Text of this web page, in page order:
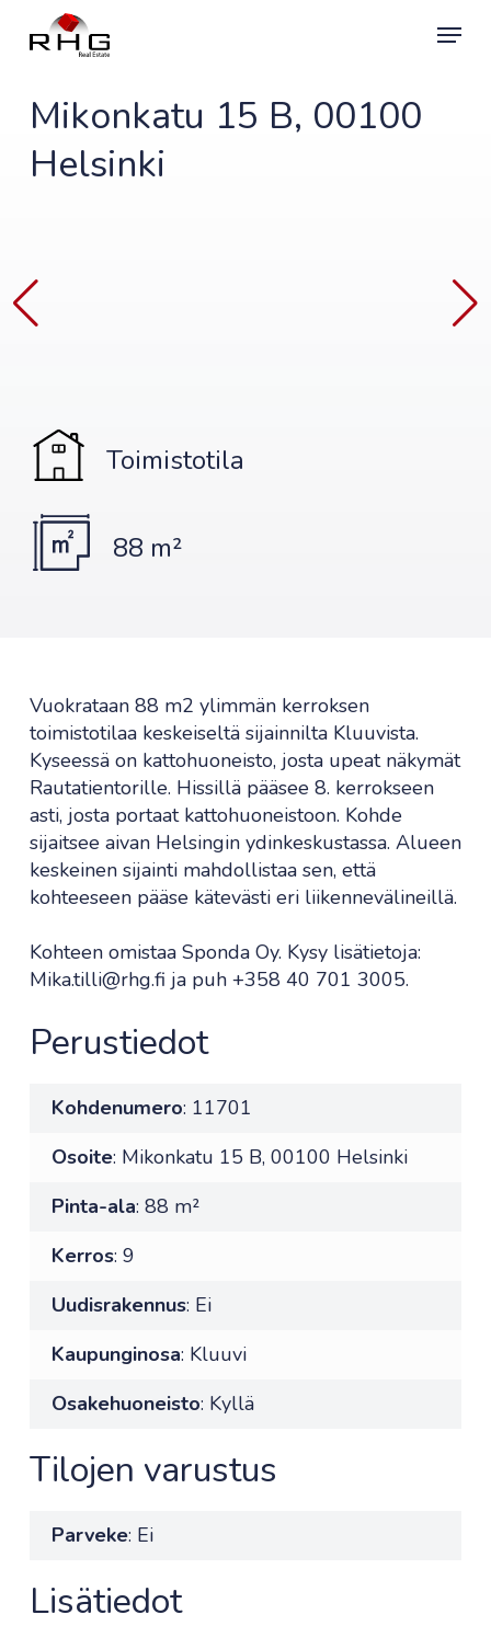
Menu
Mikonkatu 15 B, 00100
Helsinki
Toimistotila
88 m²
Vuokrataan 88 m2 ylimmän kerroksen
toimistotilaa keskeiseltä sijainnilta Kluuvista.
Kyseessä on kattohuoneisto, josta upeat näkymät
Rautatientorille. Hissillä pääsee 8. kerrokseen
asti, josta portaat kattohuoneistoon. Kohde
sijaitsee aivan Helsingin ydinkeskustassa. Alueen
keskeinen sijainti mahdollistaa sen, että
kohteeseen pääse kätevästi eri liikennevälineillä.
Kohteen omistaa Sponda Oy. Kysy lisätietoja:
Mika.tilli@rhg.fi ja puh +358 40 701 3005.
Perustiedot
Kohdenumero: 11701
Osoite: Mikonkatu 15 B, 00100 Helsinki
Pinta-ala: 88 m²
Kerros: 9
Uudisrakennus: Ei
Kaupunginosa: Kluuvi
Osakehuoneisto: Kyllä
Tilojen varustus
Parveke: Ei
Lisätiedot